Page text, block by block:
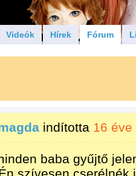
Videók Hírek Fórum
indította 16 éve
baba gyűjtő